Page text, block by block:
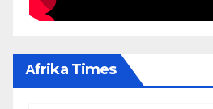
Αfrika Times